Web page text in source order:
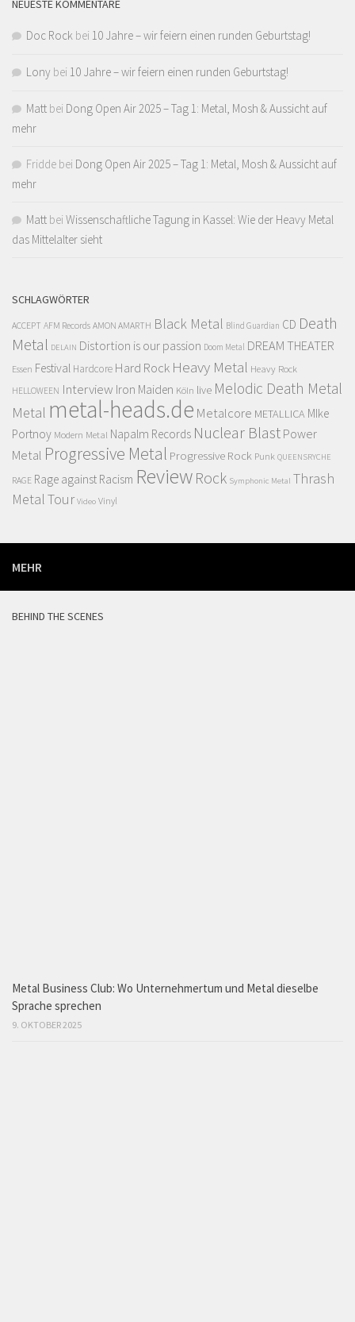
NEUESTE KOMMENTARE
Doc Rock bei 10 Jahre – wir feiern einen runden Geburtstag!
Lony bei 10 Jahre – wir feiern einen runden Geburtstag!
Matt bei Dong Open Air 2025 – Tag 1: Metal, Mosh & Aussicht auf
mehr
Fridde bei Dong Open Air 2025 – Tag 1: Metal, Mosh & Aussicht auf
mehr
Matt bei Wissenschaftliche Tagung in Kassel: Wie der Heavy Metal
das Mittelalter sieht
SCHLAGWÖRTER
ACCEPT AFM Records AMON AMARTH Black Metal Blind Guardian CD Death
Metal DELAIN Distortion is our passion Doom Metal DREAM THEATER
Essen Festival Hardcore Hard Rock Heavy Metal Heavy Rock
HELLOWEEN Interview Iron Maiden Köln live Melodic Death Metal
Metal metal-heads.de Metalcore METALLICA MIke
Portnoy Modern Metal Napalm Records Nuclear Blast Power
Metal Progressive Metal Progressive Rock Punk QUEENSRYCHE
RAGE Rage against Racism Review Rock Symphonic Metal Thrash
MetalTour Video Vinyl
MEHR
BEHIND THE SCENES
Metal Business Club: Wo Unternehmertum und Metal dieselbe
Sprache sprechen
9. OKTOBER 2025